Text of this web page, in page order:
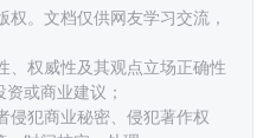
。文档仅供网友学习交流，
、权威性及其观点立场正确性
或商业建议；
侵犯商业秘密、侵犯著作权